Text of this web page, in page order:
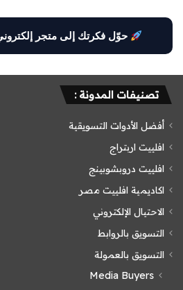
حوّل فكرتك إلى متجر
تصنيفات المدونة :
أفضل الأدوات التسويقية
افلييت اربتراج
افلييت دروبشوبينج
اكاديمية افلييت مصر
الاحتيال الإلكتروني
التسويق بالروابط
التسويق بالعمولة
Media Buyers